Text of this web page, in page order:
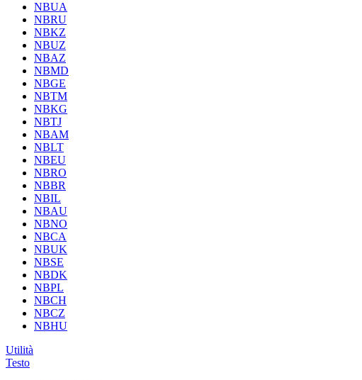
NBUA
NBRU
NBKZ
NBUZ
NBAZ
NBMD
NBGE
NBTM
NBKG
NBTJ
NBAM
NBLT
NBEU
NBRO
NBBR
NBIL
NBAU
NBNO
NBCA
NBUK
NBSE
NBDK
NBPL
NBCH
NBCZ
NBHU
Utilità
Testo